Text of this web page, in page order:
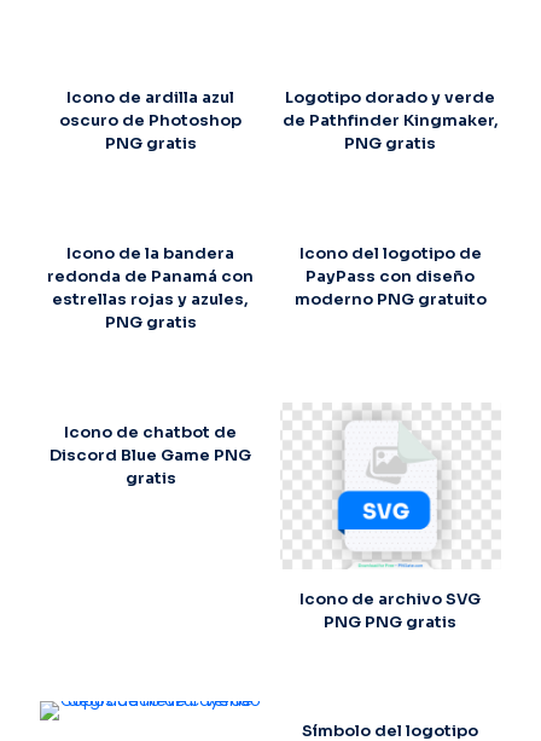
Icono de ardilla azul
oscuro de Photoshop
PNG gratis
Logotipo dorado y verde
de Pathfinder Kingmaker,
PNG gratis
Icono de la bandera
redonda de Panamá con
estrellas rojas y azules,
PNG gratis
Icono del logotipo de
PayPass con diseño
moderno PNG gratuito
Icono de chatbot de
Discord Blue Game PNG
gratis
Icono de archivo SVG
PNG PNG gratis
Símbolo del logotipo